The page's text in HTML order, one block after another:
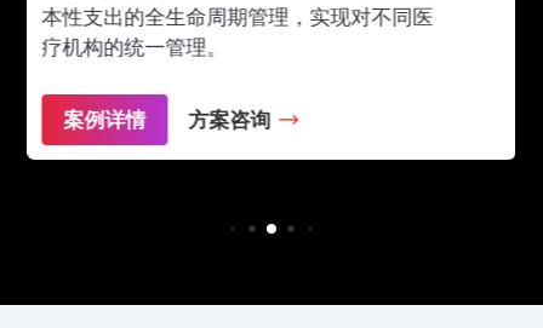
本性支出的全生命周期管理，实现对不同医
疗机构的统一管理。
案例详情 方案咨询